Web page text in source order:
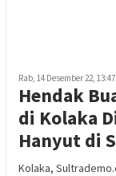
Rab, 14 Desember 22, 13:47
Hendak
di Kolaka
Hanyut di
Kolaka,